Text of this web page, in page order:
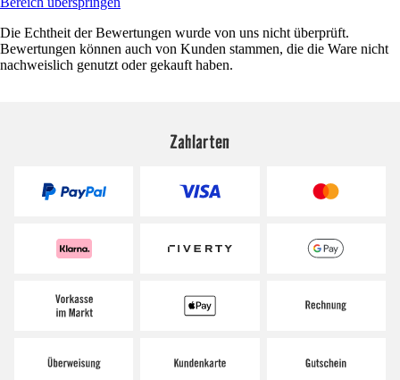
Die Echtheit der Bewertungen wurde von uns nicht überprüft.
Bewertungen können auch von Kunden stammen, die die Ware nicht
nachweislich genutzt oder gekauft haben.
Zahlarten